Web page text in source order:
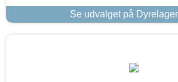
Se udvalget på